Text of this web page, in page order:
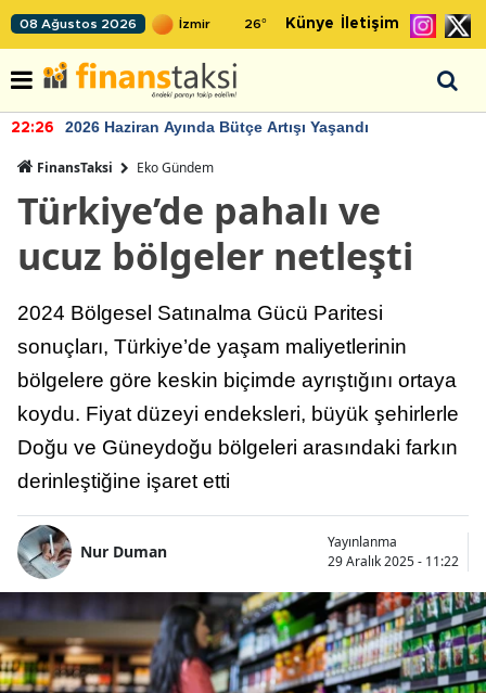
08 Ağustos 2026 26° Künye İletişim
22:26 2026 Haziran Ayında Bütçe Artışı Yaşandı
FinansTaksi Eko Gündem
Türkiye’de pahalı ve
ucuz bölgeler netleşti
2024 Bölgesel Satınalma Gücü Paritesi
sonuçları, Türkiye’de yaşam maliyetlerinin
bölgelere göre keskin biçimde ayrıştığını ortaya
koydu. Fiyat düzeyi endeksleri, büyük şehirlerle
Doğu ve Güneydoğu bölgeleri arasındaki farkın
derinleştiğine işaret etti
Nur Duman
Yayınlanma
29 Aralık 2025 - 11:22